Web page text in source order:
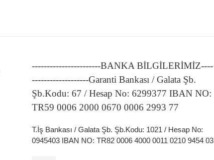
-----------------------BANKA BİLGİLERİMİZ----
-------------------Garanti Bankası / Galata Şb.
Şb.Kodu: 67 / Hesap No: 6299377 IBAN NO:
TR59 0006 2000 0670 0006 2993 77
T.İş Bankası / Galata Şb. Şb.Kodu: 1021 / Hesap No:
0945403 IBAN NO: TR82 0006 4000 0011 0210 9454 03